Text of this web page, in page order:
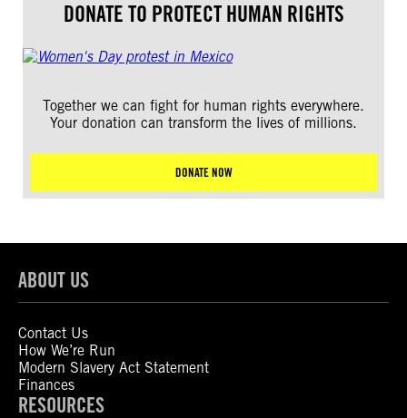
DONATE TO PROTECT HUMAN RIGHTS
Together we can fight for human rights everywhere.
Your donation can transform the lives of millions.
DONATE NOW
ABOUT US
Contact Us
How We’re Run
Modern Slavery Act Statement
Finances
RESOURCES